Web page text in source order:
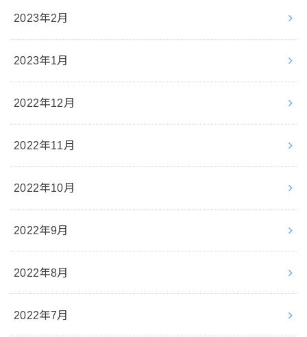
2023年2月
2023年1月
2022年12月
2022年11月
2022年10月
2022年9月
2022年8月
2022年7月